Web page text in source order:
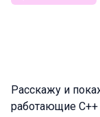
Расскажу и
работающие